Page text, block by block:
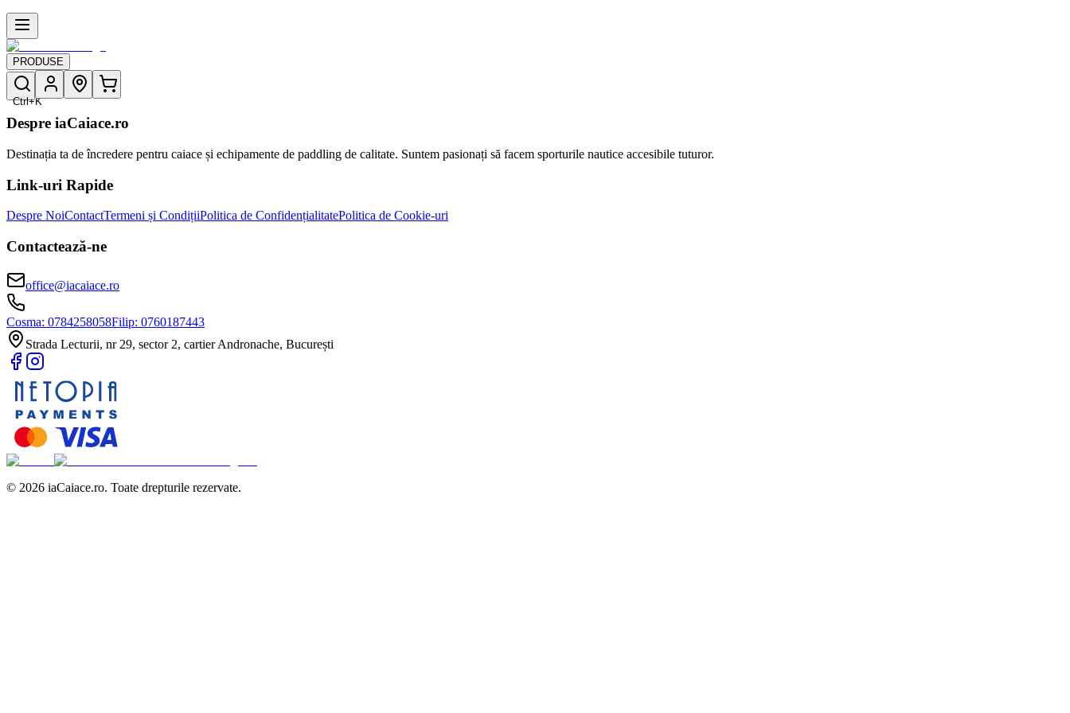
PRODUSE
Ctrl+K
Despre iaCaiace.ro
Destinația ta de încredere pentru caiace și echipamente de paddling de calitate. Suntem pasionați să facem sporturile nautice accesibile tuturor.
Link-uri Rapide
Despre NoiContactTermeni și CondițiiPolitica de ConfidențialitatePolitica de Cookie-uri
Contactează-ne
office@iacaiace.ro
Cosma: 0784258058Filip: 0760187443
Strada Lecturii, nr 29, sector 2, cartier Andronache, București
© 2026 iaCaiace.ro. Toate drepturile rezervate.